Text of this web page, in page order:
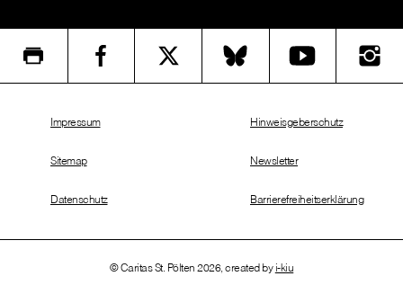
© Caritas St. Pölten 2026, created by i-kiu
Impressum
Sitemap
Datenschutz
Hinweisgeberschutz
Newsletter
Barrierefreiheitserklärung